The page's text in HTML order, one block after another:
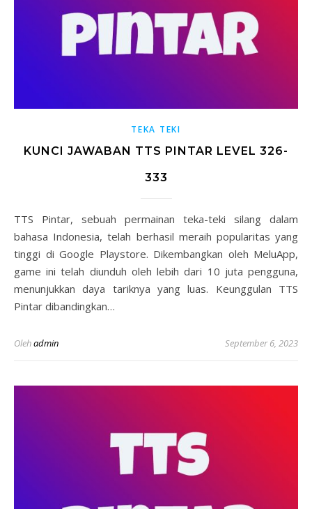
TEKA TEKI
KUNCI JAWABAN TTS PINTAR LEVEL 326-
333
TTS Pintar, sebuah permainan teka-teki silang dalam
bahasa Indonesia, telah berhasil meraih popularitas yang
tinggi di Google Playstore. Dikembangkan oleh MeluApp,
game ini telah diunduh oleh lebih dari 10 juta pengguna,
menunjukkan daya tariknya yang luas. Keunggulan TTS
Pintar dibandingkan…
Olehadmin September 6, 2023